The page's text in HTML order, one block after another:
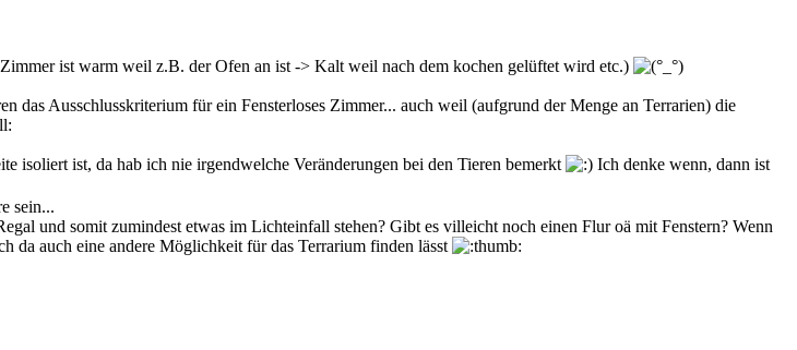
ist warm weil z.B. der Ofen an ist -> Kalt weil nach dem kochen gelüftet wird etc.)
Ausschlusskriterium für ein Fensterloses Zimmer... auch weil (aufgrund der Menge an Terrarien) die
isoliert ist, da hab ich nie irgendwelche Veränderungen bei den Tieren bemerkt
Ich denke wenn, dann ist
sein...
und somit zumindest etwas im Lichteinfall stehen? Gibt es villeicht noch einen Flur oä mit Fenstern? Wenn
da auch eine andere Möglichkeit für das Terrarium finden lässt